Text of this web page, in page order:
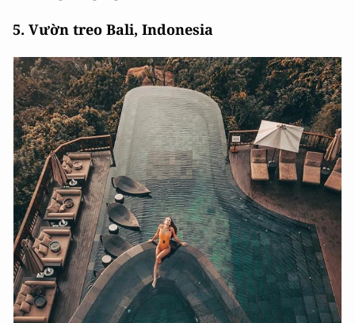
5. Vườn treo Bali, Indonesia